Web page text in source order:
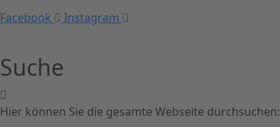
Facebook
Instagram
Suche
Hier können Sie die gesamte Webseite durchsuchen: